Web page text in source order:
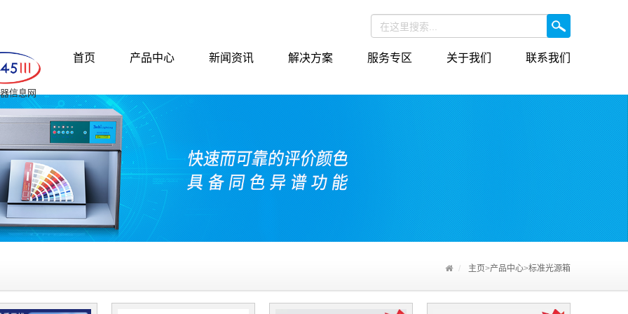
信息网
首页 产品中心 新闻资讯 解决方案 服务专区 关于我们 联系我们
主页>产品中心>标准光源箱